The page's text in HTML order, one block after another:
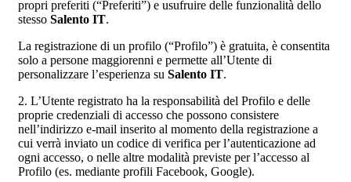
propri preferiti (“Preferiti”) e usufruire delle funzionalità dello
stesso Salento IT.
La registrazione di un profilo (“Profilo”) è gratuita, è consentita
solo a persone maggiorenni e permette all’Utente di
personalizzare l’esperienza su Salento IT.
2. L’Utente registrato ha la responsabilità del Profilo e delle
proprie credenziali di accesso che possono consistere
nell’indirizzo e-mail inserito al momento della registrazione a
cui verrà inviato un codice di verifica per l’autenticazione ad
ogni accesso, o nelle altre modalità previste per l’accesso al
Profilo (es. mediante profili Facebook, Google).